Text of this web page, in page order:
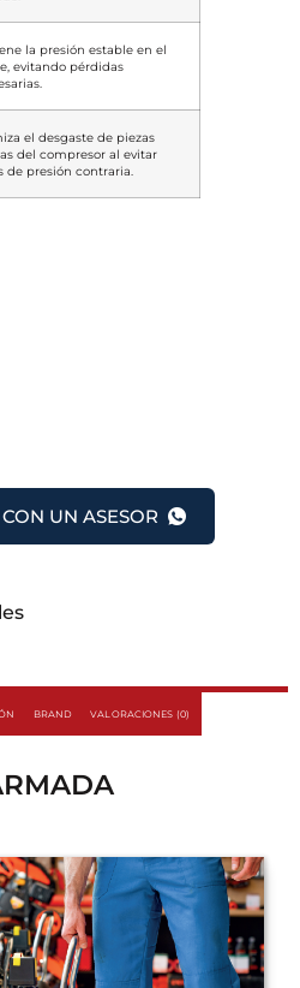
la presión estable en el
evitando pérdidas
el desgaste de piezas
del compresor al evitar
de presión contraria.
UN ASESOR
BRAND VALORACIONES (0)